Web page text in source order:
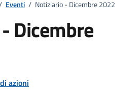
Eventi / Notiziario - Dicembre 2022
Dicembre
notizia
azioni